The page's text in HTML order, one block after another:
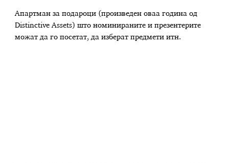
Апартман за подароци (произведен оваа година од
Distinctive Assets) што номинираните и презентерите
можат да го посетат, да изберат предмети итн.